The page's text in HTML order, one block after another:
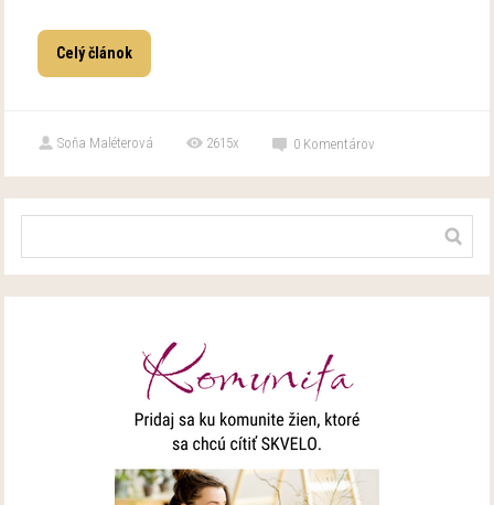
Celý článok
Soňa Maléterová 2615x 0 Komentárov